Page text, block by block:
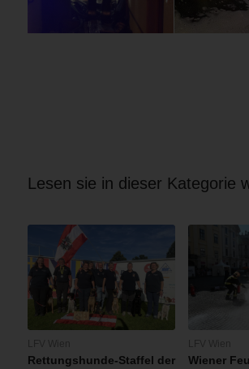
Lesen sie in dieser Kategorie
Rettungshunde-Staffel der
Wiener